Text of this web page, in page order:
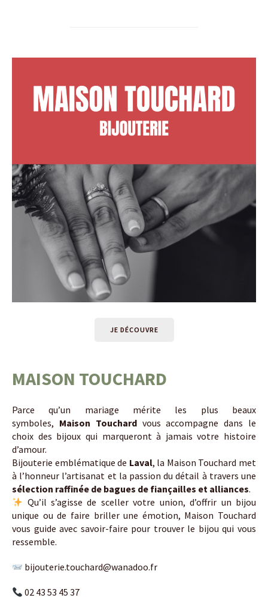
JE DÉCOUVRE
MAISON TOUCHARD
Parce qu’un mariage mérite les plus beaux
symboles, Maison Touchardvous accompagne dans le
choix des bijoux qui marqueront à jamais votre histoire
d’amour.
Bijouterie emblématique de Laval, la Maison Touchard met
à l’honneur l’artisanat et la passion du détail à travers une
sélection raffinée de bagues de fiançailles et alliances.
Qu’il s’agisse de sceller votre union, d’offrir un bijou
unique ou de faire briller une émotion, Maison Touchard
vous guide avec savoir-faire pour trouver le bijou qui vous
ressemble.
bijouterie.touchard@wanadoo.fr
02 43 53 45 37